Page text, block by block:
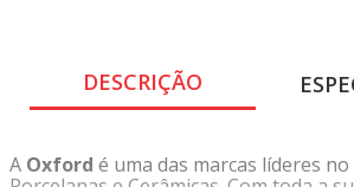
DESCRIÇÃO
A Oxford é uma das marcas líderes